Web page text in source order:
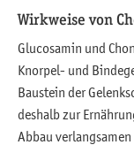
Wirkweise von
Glucosamin und
Knorpel- und
Baustein der
deshalb zur
Abbau